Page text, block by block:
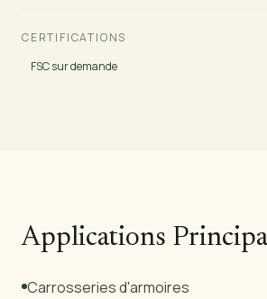
CERTIFICATIONS
FSC sur demande
Applications
Carrosseries d'armoires